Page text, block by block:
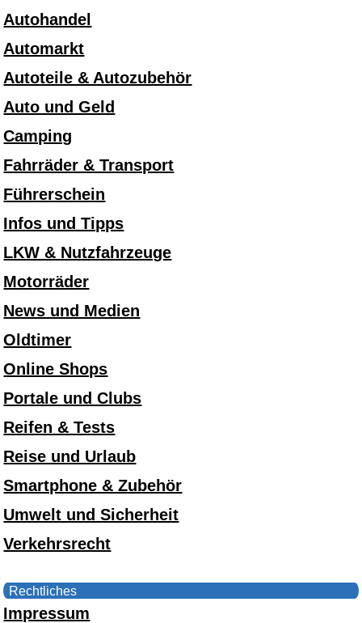
Autohandel
Automarkt
Autoteile & Autozubehör
Auto und Geld
Camping
Fahrräder & Transport
Führerschein
Infos und Tipps
LKW & Nutzfahrzeuge
Motorräder
News und Medien
Oldtimer
Online Shops
Portale und Clubs
Reifen & Tests
Reise und Urlaub
Smartphone & Zubehör
Umwelt und Sicherheit
Verkehrsrecht
Rechtliches
Impressum